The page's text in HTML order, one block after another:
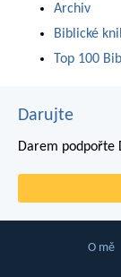
Archiv
Biblické
Top 100
Darujte
Darem podpořte
O mě